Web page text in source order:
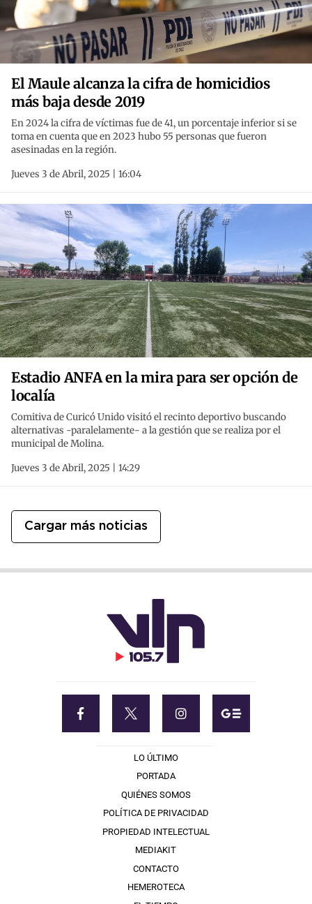
El Maule alcanza la cifra de homicidios
más baja desde 2019
En 2024 la cifra de víctimas fue de 41, un porcentaje inferior si se
toma en cuenta que en 2023 hubo 55 personas que fueron
asesinadas en la región.
Jueves 3 de Abril, 2025 | 16:04
Estadio ANFA en la mira para ser opción de
localía
Comitiva de Curicó Unido visitó el recinto deportivo buscando
alternativas -paralelamente- a la gestión que se realiza por el
municipal de Molina.
Jueves 3 de Abril, 2025 | 14:29
Cargar más noticias
LO ÚLTIMO
PORTADA
QUIÉNES SOMOS
POLÍTICA DE PRIVACIDAD
PROPIEDAD INTELECTUAL
MEDIAKIT
CONTACTO
HEMEROTECA